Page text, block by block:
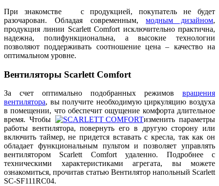
При знакомстве с продукцией, покупатель не будет
разочарован. Обладая современным,модным дизайном,
продукция линии Scarlett Comfort исключительно практична,
надежна, полифункциональна, а высокие технологии
позволяют поддерживать соотношение цена – качество на
оптимальном уровне.
Вентиляторы Scarlett Comfort
За счет оптимально подобранных режимов вращения
вентилятора, вы получите необходимую циркуляцию воздуха
в помещении, что обеспечит ощущение комфорта длительное
время. Чтобы
изменить параметры
работы вентилятора, повернуть его в другую сторону или
включить таймер, не придется вставать с кресла, так как он
обладает функциональным пультом и позволяет управлять
вентилятором Scarlett Comfort удаленно. Подробнее с
техническими характеристиками агрегата, вы можете
ознакомиться, прочитав статью Вентилятор напольный Scarlett
SC-SF111RC04.